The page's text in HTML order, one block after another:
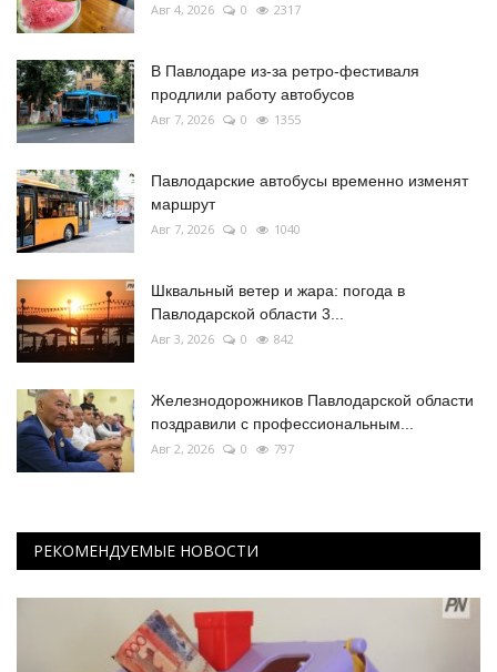
Авг 4, 2026 0 2317
В Павлодаре из-за ретро-фестиваля
продлили работу автобусов
Авг 7, 2026 0 1355
Павлодарские автобусы временно изменят
маршрут
Авг 7, 2026 0 1040
Шквальный ветер и жара: погода в
Павлодарской области 3...
Авг 3, 2026 0 842
Железнодорожников Павлодарской области
поздравили с профессиональным...
Авг 2, 2026 0 797
РЕКОМЕНДУЕМЫЕ НОВОСТИ